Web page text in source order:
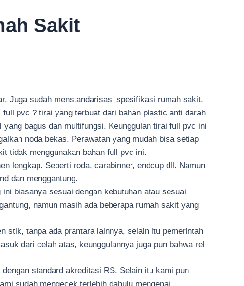
Sakit
Juga sudah menstandarisasi spesifikasi rumah sakit.
pvc ? tirai yang terbuat dari bahan plastic anti darah
bagus dan multifungsi. Keunggulan tirai full pvc ini
noda bekas. Perawatan yang mudah bisa setiap
tidak menggunakan bahan full pvc ini.
lengkap. Seperti roda, carabinner, endcup dll. Namun
dan menggantung.
biasanya sesuai dengan kebutuhan atau sesuai
namun masih ada beberapa rumah sakit yang
stik, tanpa ada prantara lainnya, selain itu pemerintah
dari celah atas, keunggulannya juga pun bahwa rel
standard akreditasi RS. Selain itu kami pun
sudah mengecek terlebih dahulu mengenai